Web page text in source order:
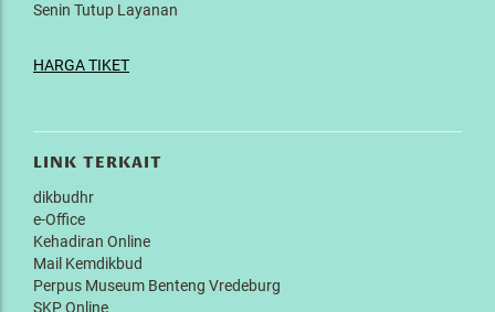
Senin Tutup Layanan
HARGA TIKET
LINK TERKAIT
dikbudhr
e-Office
Kehadiran Online
Mail Kemdikbud
Perpus Museum Benteng Vredeburg
SKP Online